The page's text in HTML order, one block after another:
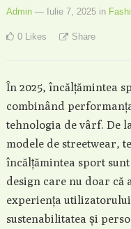
Admin — Iulie 7, 2025 in
0 Likes Share
În 2025, încălțămintea
combinând
tehnologia de vârf. De
modele de streetwear,
încălțămintea sport
design care nu doar că
experiența
sustenabilitatea și